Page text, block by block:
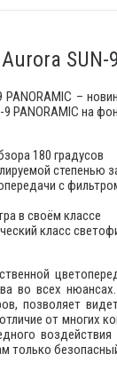
SUN-
–
PANORAMIC на
180 градусов
степенью
с
в своём классе
класс
во всех
позволяет
от многих
только